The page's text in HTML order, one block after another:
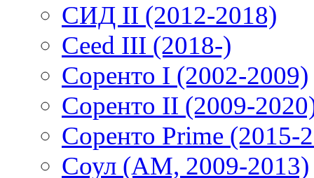
СИД II (2012-2018)
Ceed III (2018-)
Соренто I (2002-2009)
Соренто II (2009-
Соренто Prime (2015-
Соул (AM, 2009-2013)